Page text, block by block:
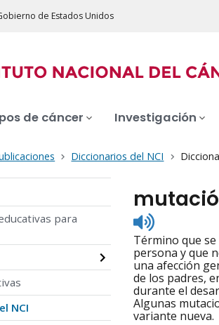
de Estados Unidos
de cáncer Investigación
Diccionarios del NCI
para
NCI
Listen
to
Término que
persona y que
una afección
de los padres,
durante el
Algunas
variante nueva.